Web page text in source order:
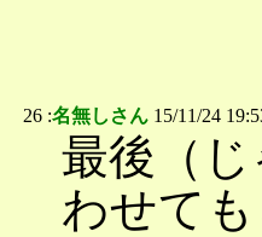
26 :名無しさん 15/11/24
最後（
わせて